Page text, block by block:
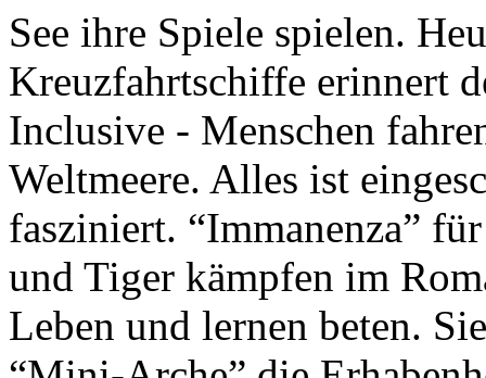
See ihre Spiele spielen.
Kreuzfahrtschiffe erinnert
Inclusive - Menschen
Weltmeere. Alles ist
fasziniert. “Immanenza”
und Tiger kämpfen im
Leben und lernen beten.